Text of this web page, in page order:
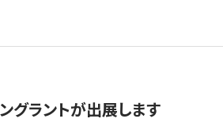
グラントが出展します